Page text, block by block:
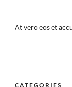
At vero eos et
CATEGORIES